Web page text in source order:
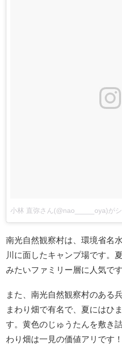
小林 直弥さん(@nao_____oya)が
南光自然観察村は、環境省名
川に面したキャンプ場です。
みたいファミリー層に人気です
また、南光自然観察村のある
まわり畑で有名で、夏にはひ
す。黄色のじゅうたんを敷き
わり畑は一見の価値アリです！